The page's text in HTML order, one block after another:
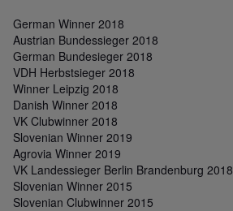
German Winner 2018
Austrian Bundessieger 2018
German Bundesieger 2018
VDH Herbstsieger 2018
Winner Leipzig 2018
Danish Winner 2018
VK Clubwinner 2018
Slovenian Winner 2019
Agrovia Winner 2019
VK Landessieger Berlin Brandenburg 2018
Slovenian Winner 2015
Slovenian Clubwinner 2015